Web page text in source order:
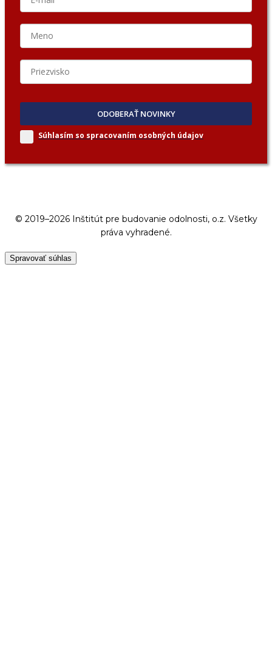
ODOBERAŤ NOVINKY
Súhlasím so spracovaním osobných údajov
© 2019–2026 Inštitút pre budovanie odolnosti, o.z. Všetky
práva vyhradené.
Spravovať súhlas